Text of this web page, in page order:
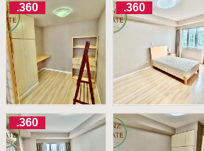
.360 .360
.360